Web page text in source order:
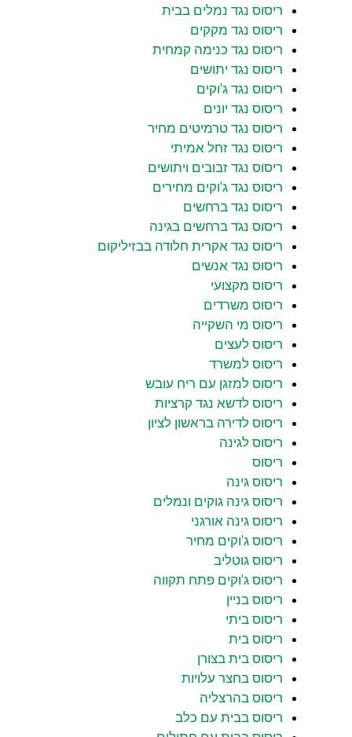
ריסוס נגד נמלים בבית
ריסוס נגד מקקים
ריסוס נגד כנימה קמחית
ריסוס נגד יתושים
ריסוס נגד ג'וקים
ריסוס נגד יונים
ריסוס נגד טרמיטים מחיר
ריסוס נגד זחל אמיתי
ריסוס נגד זבובים ויתושים
ריסוס נגד ג'וקים מחירים
ריסוס נגד ברחשים
ריסוס נגד ברחשים בגינה
ריסוס נגד אקרית חלודה בבזיליקום
ריסוס נגד אנשים
ריסוס מקצועי
ריסוס משרדים
ריסוס מי השקייה
ריסוס לעצים
ריסוס למשרד
ריסוס למזגן עם ריח עובש
ריסוס לדשא נגד קרציות
ריסוס לדירה בראשון לציון
ריסוס לגינה
ריסוס
ריסוס גינה
ריסוס גינה גוקים ונמלים
ריסוס גינה אורגני
ריסוס ג'וקים מחיר
ריסוס גוטליב
ריסוס ג'וקים פתח תקווה
ריסוס בניין
ריסוס ביתי
ריסוס בית
ריסוס בית בצורן
ריסוס בחצר עלויות
ריסוס בהרצליה
ריסוס בבית עם כלב